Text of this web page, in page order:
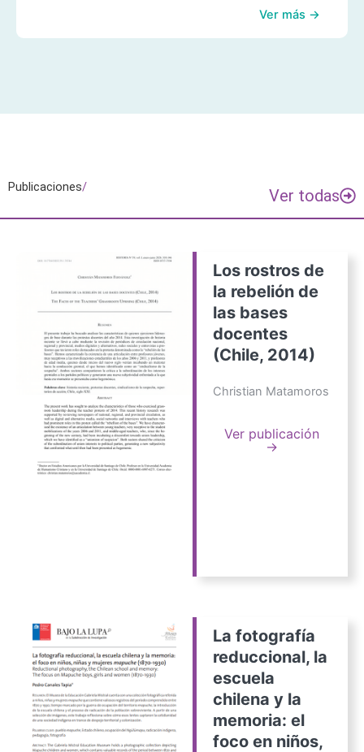
Ver más →
Publicaciones/ Ver todas
Los rostros de
la rebelión de
las bases
docentes
(Chile, 2014)
Christian Matamoros
Ver publicación
→
La fotografía
reduccional, la
escuela
chilena y la
memoria: el
foco en niños,